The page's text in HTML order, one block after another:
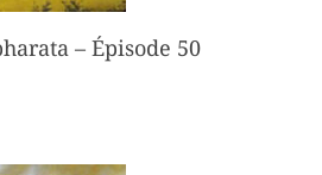
– Épisode 50